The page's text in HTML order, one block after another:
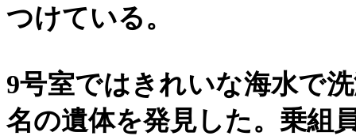
つけている。
9号室ではきれいな海水で
名の遺体を発見した。乗組